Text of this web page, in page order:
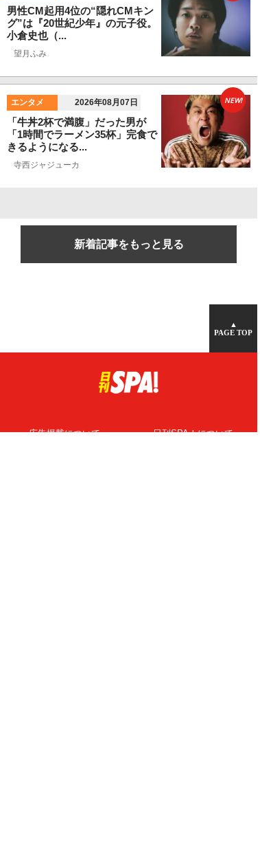
男性CM起用4位の“隠れCMキン
グ”は『20世紀少年』の元子役。
小倉史也（...
望月ふみ
エンタメ 2026年08月07日
「牛丼2杯で満腹」だった男が
「1時間でラーメン35杯」完食で
きるようになる...
寺西ジャジューカ
NEW!
新着記事をもっと見る
▲
PAGE TOP
広告掲載について 日刊SPA！について